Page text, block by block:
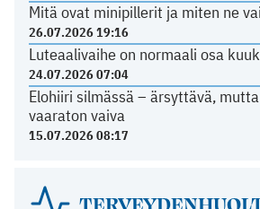
Mitä ovat minipillerit ja miten ne
26.07.2026 19:16
Luteaalivaihe on normaali osa
24.07.2026 07:04
Elohiiri silmässä – ärsyttävä,
vaaraton vaiva
15.07.2026 08:17